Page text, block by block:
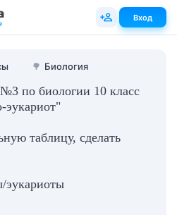
🌳 Биология
по биологии 10 класс
эукариот"
таблицу, сделать
эукариоты
Вход